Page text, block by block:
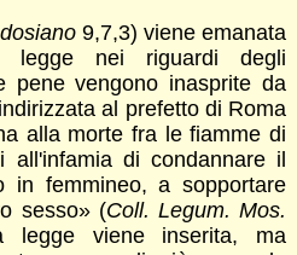
9,7,3) viene emanata
nei riguardi degli
pene vengono inasprite da
al prefetto di Roma
alla morte fra le fiamme di
all'infamia di condannare il
in femmineo, a sopportare
sesso» (Coll. Legum. Mos.
legge viene inserita, ma